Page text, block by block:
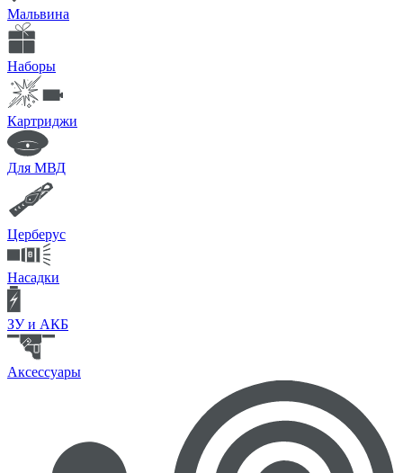
Мальвина
Наборы
Картриджи
Для МВД
Церберус
Насадки
ЗУ и АКБ
Аксессуары